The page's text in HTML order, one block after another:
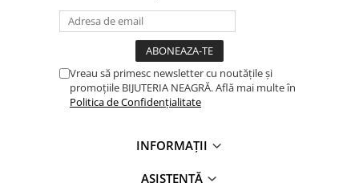
Vreau să primesc newsletter cu noutățile și
promoțiile BIJUTERIA NEAGRĂ. Află mai multe în
Politica de Confidențialitate
INFORMAȚII
ASISTENȚĂ